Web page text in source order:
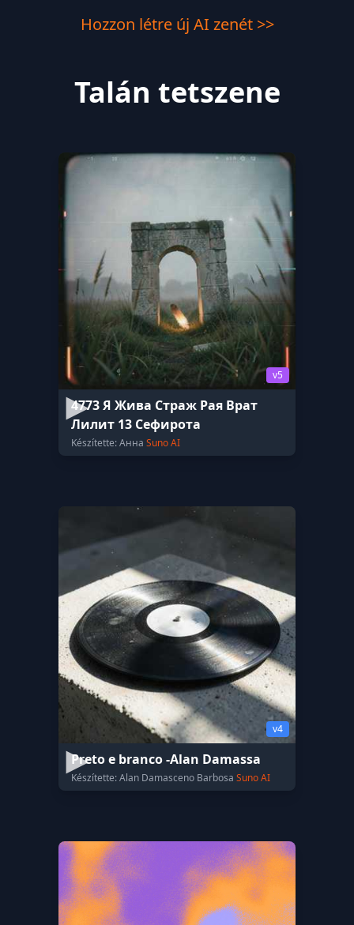
Hozzon létre új AI zenét >>
Talán tetszene
v5
4773 Я Жива Страж Рая Врат
Лилит 13 Сефирота
Készítette: Анна Suno AI
v4
Preto e branco -Alan Damassa
Készítette: Alan Damasceno Barbosa Suno AI